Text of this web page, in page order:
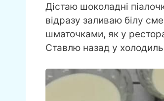
Дістаю шоколадні
відразу заливаю білу
шматочками, як у
Ставлю назад у